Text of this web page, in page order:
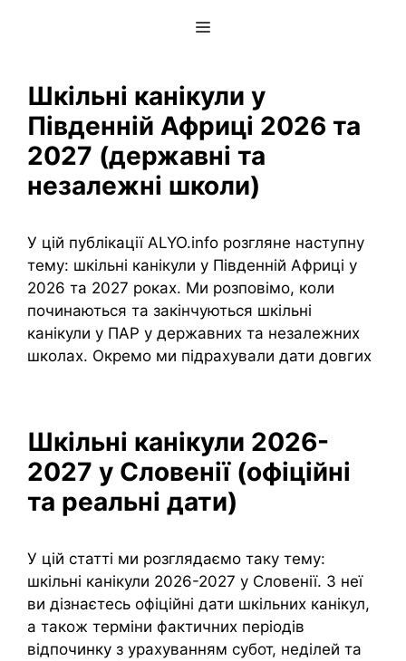
Меню
Шкільні канікули у
Південній Африці 2026 та
2027 (державні та
незалежні школи)
У цій публікації ALYO.info розгляне наступну
тему: шкільні канікули у Південній Африці у
2026 та 2027 роках. Ми розповімо, коли
починаються та закінчуються шкільні
канікули у ПАР у державних та незалежних
школах. Окремо ми підрахували дати довгих
Шкільні канікули 2026-
2027 у Словенії (офіційні
та реальні дати)
У цій статті ми розглядаємо таку тему:
шкільні канікули 2026-2027 у Словенії. З неї
ви дізнаєтесь офіційні дати шкільних канікул,
а також терміни фактичних періодів
відпочинку з урахуванням субот, неділей та